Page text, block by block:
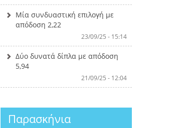
Μία συνδυαστική επιλογή με
απόδοση 2,22
23/09/25 - 15:14
Δύο δυνατά δίπλα με απόδοση
5,94
21/09/25 - 12:04
Παρασκήνια